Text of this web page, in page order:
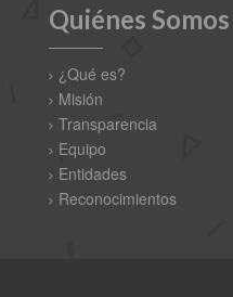
Quiénes Somos
¿Qué es?
Misión
Transparencia
Equipo
Entidades
Reconocimientos